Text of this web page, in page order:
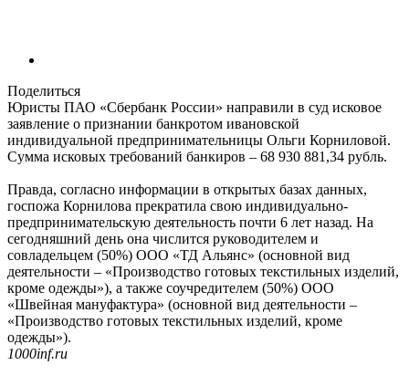
Поделиться
Юристы ПАО «Сбербанк России» направили в суд исковое
заявление о признании банкротом ивановской
индивидуальной предпринимательницы Ольги Корниловой.
Сумма исковых требований банкиров – 68 930 881,34 рубль.
Правда, согласно информации в открытых базах данных,
госпожа Корнилова прекратила свою индивидуально-
предпринимательскую деятельность почти 6 лет назад. На
сегодняшний день она числится руководителем и
совладельцем (50%) ООО «ТД Альянс» (основной вид
деятельности – «Производство готовых текстильных изделий,
кроме одежды»), а также соучредителем (50%) ООО
«Швейная мануфактура» (основной вид деятельности –
«Производство готовых текстильных изделий, кроме
одежды»).
1000inf.ru